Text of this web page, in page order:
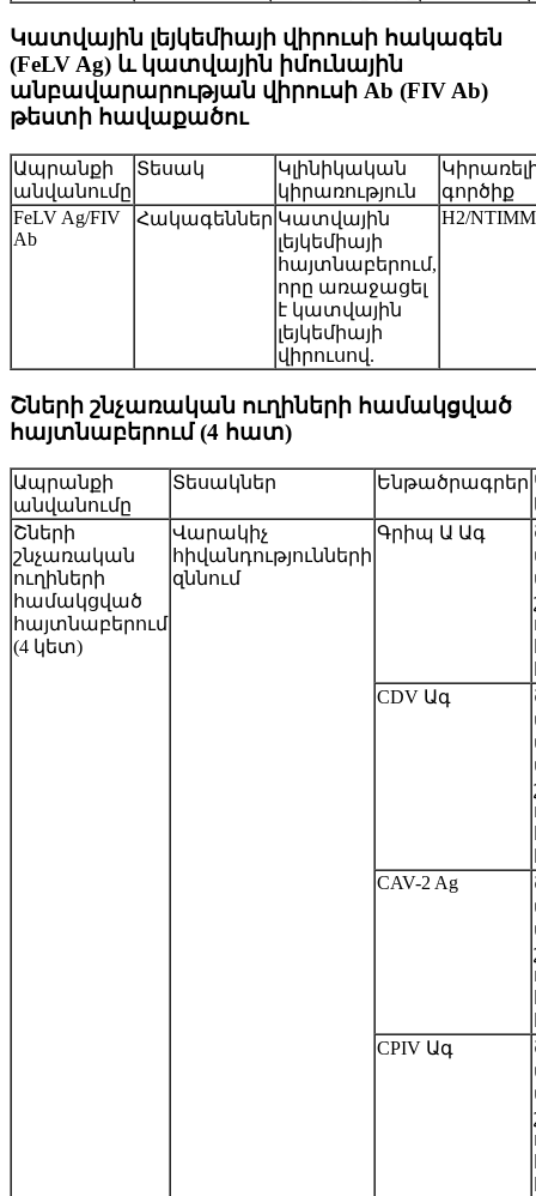
Կատվային լեյկեմիայի վիրուսի հակագեն
(FeLV Ag) և կատվային իմունային
անբավարարության վիրուսի Ab (FIV Ab)
թեստի հավաքածու
Ապրանքի
անվանումը
Տեսակ
Կլինիկական
կիրառություն
գործիք
FeLV Ag/FIV
Ab
Հակագեններ Կատվային
լեյկեմիայի
հայտնաբերում,
որը առաջացել
է կատվային
լեյկեմիայի
վիրուսով.
H2/
Շների շնչառական ուղիների համակցված
հայտնաբերում (4 հատ)
Ապրանքի
անվանումը
Տեսակներ Ենթածրագրեր
Շների
շնչառական
ուղիների
համակցված
հայտնաբերում
(4 կետ)
Վարակիչ
հիվանդությունների
զննում
Գրիպ Ա Ագ
CDV Ագ
CAV-2 Ag
CPIV Ագ